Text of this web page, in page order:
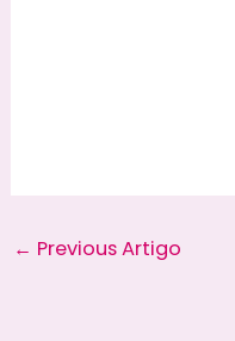
← Previous Artigo